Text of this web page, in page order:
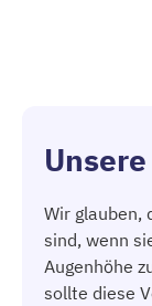
Wir glauben,
sind, wenn
Augenhöhe
sollte diese